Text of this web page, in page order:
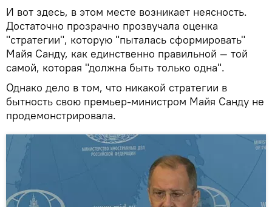
И вот здесь, в этом месте возникает неясность.
Достаточно прозрачно прозвучала оценка
"стратегии", которую "пыталась сформировать"
Майя Санду, как единственно правильной — той
самой, которая "должна быть только одна".
Однако дело в том, что никакой стратегии в
бытность свою премьер-министром Майя Санду не
продемонстрировала.